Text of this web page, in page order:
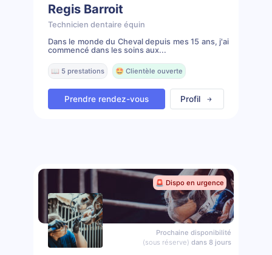
Regis Barroit
Technicien dentaire équin
Dans le monde du Cheval depuis mes 15 ans, j'ai
commencé dans les soins aux...
📖 5 prestations 🤩 Clientèle ouverte
Prendre rendez-vous Profil
🚨 Dispo en urgence
Prochaine disponibilité
(sous réserve) dans 8 jours